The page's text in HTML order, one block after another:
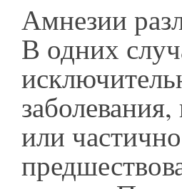
Амнезии
В одних
или